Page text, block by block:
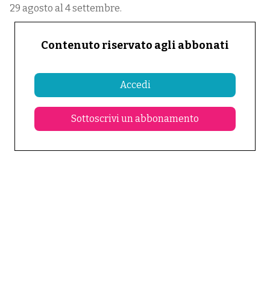
29 agosto al 4 settembre.
Contenuto riservato agli abbonati
Accedi
Sottoscrivi un abbonamento